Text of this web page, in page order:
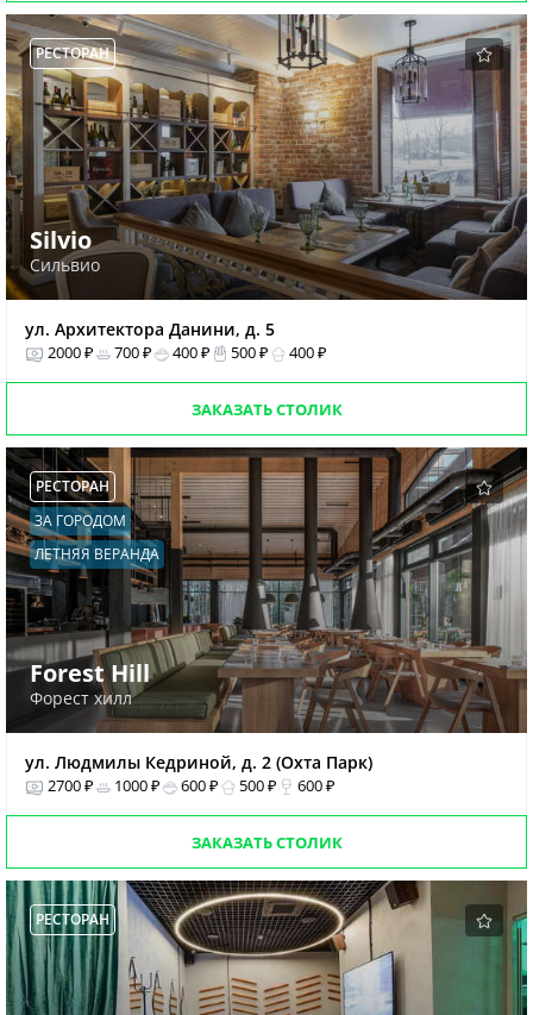
РЕСТОРАН
Silvio
Сильвио
ул. Архитектора Данини, д. 5
2000 ₽ 700 ₽ 400 ₽ 500 ₽ 400 ₽
ЗАКАЗАТЬ СТОЛИК
РЕСТОРАН
ЗА ГОРОДОМ
ЛЕТНЯЯ ВЕРАНДА
Forest Hill
Форест хилл
ул. Людмилы Кедриной, д. 2 (Охта Парк)
2700 ₽ 1000 ₽ 600 ₽ 500 ₽ 600 ₽
ЗАКАЗАТЬ СТОЛИК
РЕСТОРАН